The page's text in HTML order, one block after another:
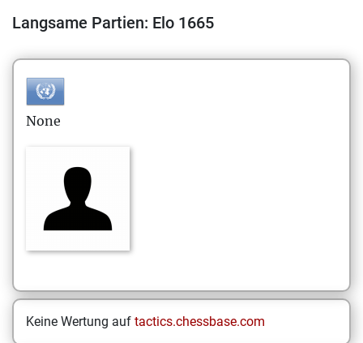
Langsame Partien: Elo 1665
None
Keine Wertung auf tactics.chessbase.com